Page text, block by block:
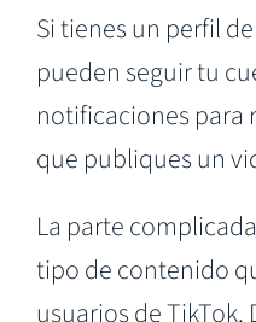
Si tienes un perfil
pueden seguir tu
notificaciones para
que publiques un
La parte
tipo de contenido
usuarios de TikTok.